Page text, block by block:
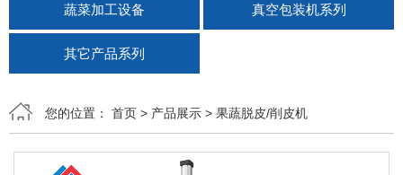
蔬菜加工设备 真空包装机系列
其它产品系列
您的位置： 首页 > 产品展示 > 果蔬脱皮/削皮机